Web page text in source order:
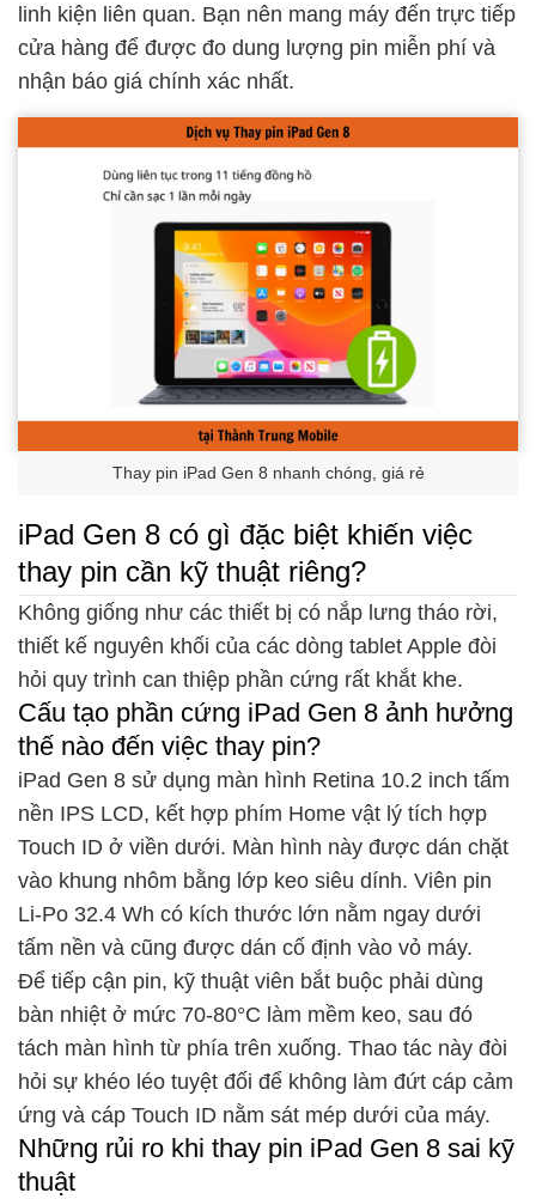
linh kiện liên quan. Bạn nên mang máy đến trực tiếp
cửa hàng để được đo dung lượng pin miễn phí và
nhận báo giá chính xác nhất.
Thay pin iPad Gen 8 nhanh chóng, giá rẻ
iPad Gen 8 có gì đặc biệt khiến việc
thay pin cần kỹ thuật riêng?
Không giống như các thiết bị có nắp lưng tháo rời,
thiết kế nguyên khối của các dòng tablet Apple đòi
hỏi quy trình can thiệp phần cứng rất khắt khe.
Cấu tạo phần cứng iPad Gen 8 ảnh hưởng
thế nào đến việc thay pin?
iPad Gen 8 sử dụng màn hình Retina 10.2 inch tấm
nền IPS LCD, kết hợp phím Home vật lý tích hợp
Touch ID ở viền dưới. Màn hình này được dán chặt
vào khung nhôm bằng lớp keo siêu dính. Viên pin
Li-Po 32.4 Wh có kích thước lớn nằm ngay dưới
tấm nền và cũng được dán cố định vào vỏ máy.
Để tiếp cận pin, kỹ thuật viên bắt buộc phải dùng
bàn nhiệt ở mức 70-80°C làm mềm keo, sau đó
tách màn hình từ phía trên xuống. Thao tác này đòi
hỏi sự khéo léo tuyệt đối để không làm đứt cáp cảm
ứng và cáp Touch ID nằm sát mép dưới của máy.
Những rủi ro khi thay pin iPad Gen 8 sai kỹ
thuật